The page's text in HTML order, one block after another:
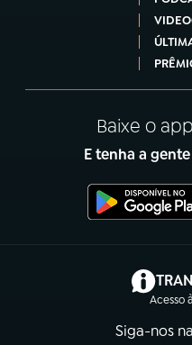
Baixe o
E tenha a
Acesso
Siga-nos